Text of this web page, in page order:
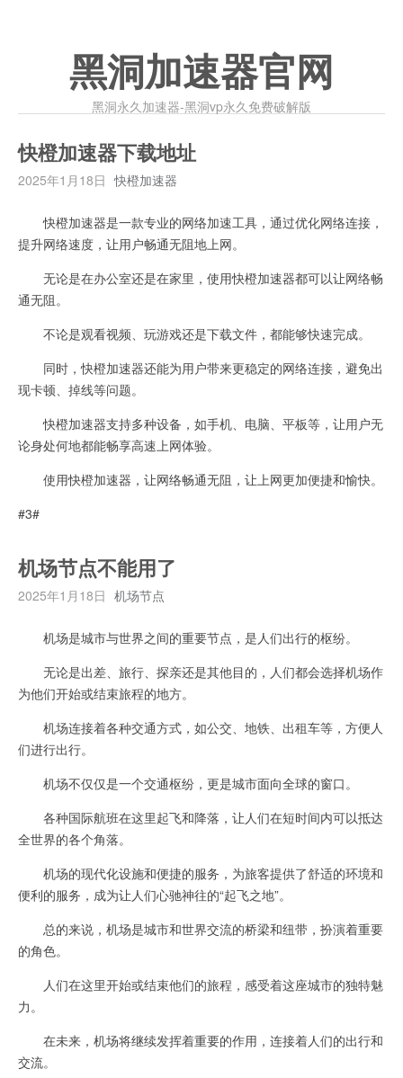
黑洞加速器官网
黑洞永久加速器-黑洞vp永久免费破解版
快橙加速器下载地址
2025年1月18日 快橙加速器
快橙加速器是一款专业的网络加速工具，通过优化网络连接，
提升网络速度，让用户畅通无阻地上网。
无论是在办公室还是在家里，使用快橙加速器都可以让网络畅
通无阻。
不论是观看视频、玩游戏还是下载文件，都能够快速完成。
同时，快橙加速器还能为用户带来更稳定的网络连接，避免出
现卡顿、掉线等问题。
快橙加速器支持多种设备，如手机、电脑、平板等，让用户无
论身处何地都能畅享高速上网体验。
使用快橙加速器，让网络畅通无阻，让上网更加便捷和愉快。
#3#
机场节点不能用了
2025年1月18日 机场节点
机场是城市与世界之间的重要节点，是人们出行的枢纷。
无论是出差、旅行、探亲还是其他目的，人们都会选择机场作
为他们开始或结束旅程的地方。
机场连接着各种交通方式，如公交、地铁、出租车等，方便人
们进行出行。
机场不仅仅是一个交通枢纷，更是城市面向全球的窗口。
各种国际航班在这里起飞和降落，让人们在短时间内可以抵达
全世界的各个角落。
机场的现代化设施和便捷的服务，为旅客提供了舒适的环境和
便利的服务，成为让人们心驰神往的“起飞之地”。
总的来说，机场是城市和世界交流的桥梁和纽带，扮演着重要
的角色。
人们在这里开始或结束他们的旅程，感受着这座城市的独特魅
力。
在未来，机场将继续发挥着重要的作用，连接着人们的出行和
交流。